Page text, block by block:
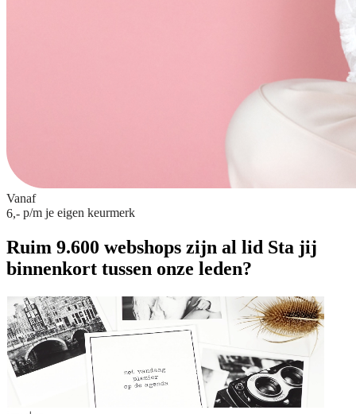
Vanaf
6,- p/m je eigen keurmerk
Ruim 9.600 webshops zijn al lid Sta jij
binnenkort tussen onze leden?